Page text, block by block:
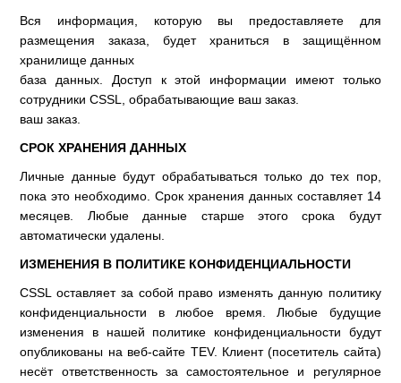
Вся информация, которую вы предоставляете для
размещения заказа, будет храниться в защищённом
хранилище данных
база данных. Доступ к этой информации имеют только
сотрудники CSSL, обрабатывающие ваш заказ.
ваш заказ.
СРОК ХРАНЕНИЯ ДАННЫХ
Личные данные будут обрабатываться только до тех пор,
пока это необходимо. Срок хранения данных составляет 14
месяцев. Любые данные старше этого срока будут
автоматически удалены.
ИЗМЕНЕНИЯ В ПОЛИТИКЕ КОНФИДЕНЦИАЛЬНОСТИ
CSSL оставляет за собой право изменять данную политику
конфиденциальности в любое время. Любые будущие
изменения в нашей политике конфиденциальности будут
опубликованы на веб-сайте TEV. Клиент (посетитель сайта)
несёт ответственность за самостоятельное и регулярное